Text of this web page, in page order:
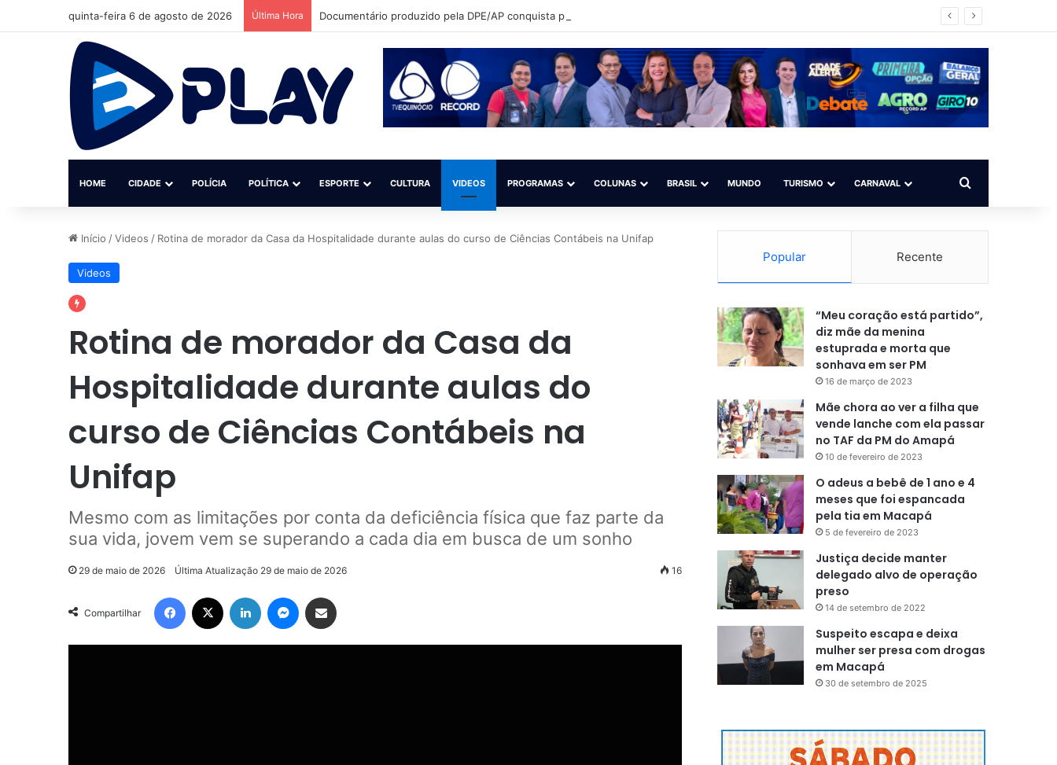
quinta-feira 6 de agosto de 2026 Última Hora Documentário produzido pela DPE/AP conquista principal prêmio de audiovisual do Sistema de Justiça
HOME CIDADE POLÍCIA POLÍTICA ESPORTE CULTURA VIDEOS PROGRAMAS COLUNAS BRASIL MUNDO TURISMO CARNAVAL Procurar por
Início /Videos / Rotina de morador da Casa da Hospitalidade durante aulas do curso de Ciências Contábeis na Unifap
Videos
Rotina de morador da Casa da
Hospitalidade durante aulas do
curso de Ciências Contábeis na
Unifap
Mesmo com as limitações por conta da deficiência física que faz parte da
sua vida, jovem vem se superando a cada dia em busca de um sonho
29 de maio de 2026 Última Atualização 29 de maio de 2026 16
Compartilhar
Popular Recente
“Meu coração está partido”,
diz mãe da menina
estuprada e morta que
sonhava em ser PM
16 de março de 2023
Mãe chora ao ver a filha que
vende lanche com ela passar
no TAF da PM do Amapá
10 de fevereiro de 2023
O adeus a bebê de 1 ano e 4
meses que foi espancada
pela tia em Macapá
5 de fevereiro de 2023
Justiça decide manter
delegado alvo de operação
preso
14 de setembro de 2022
Suspeito escapa e deixa
mulher ser presa com drogas
em Macapá
30 de setembro de 2025